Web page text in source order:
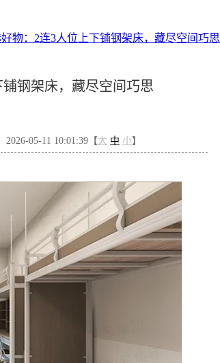
物：2连3人位上下铺钢架床，藏尽空间巧思
钢架床，藏尽空间巧思
2026-05-11 10:01:39【大 中 小】